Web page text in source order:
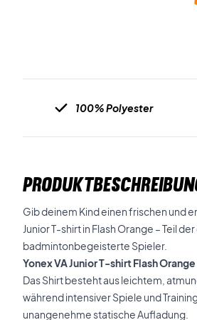
100% Polyester
Gib deinem Kind einen frischen und
Junior T-shirt in Flash Orange – Teil
badmintonbegeisterte Spieler.
Yonex VA Junior T-shirt Flash
Das Shirt besteht aus leichtem,
während intensiver Spiele und
unangenehme statische Aufladung.